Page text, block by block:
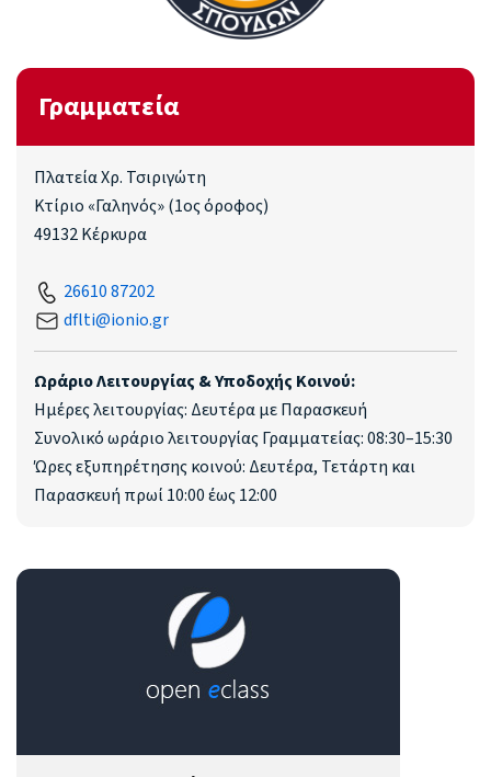
Γραμματεία
Πλατεία Χρ. Τσιριγώτη
Κτίριο «Γαληνός» (1ος όροφος)
49132 Κέρκυρα
26610 87202
dflti@ionio.gr
Ωράριο Λειτουργίας & Υποδοχής Κοινού:
Ημέρες λειτουργίας: Δευτέρα με Παρασκευή
Συνολικό ωράριο λειτουργίας Γραμματείας: 08:30–15:30
Ώρες εξυπηρέτησης κοινού: Δευτέρα, Τετάρτη και
Παρασκευή πρωί 10:00 έως 12:00